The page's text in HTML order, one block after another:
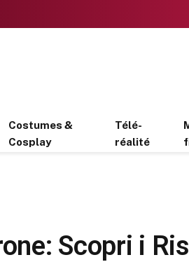
Costumes &
Cosplay
Télé-
réalité
Scopri i